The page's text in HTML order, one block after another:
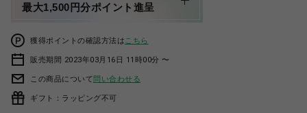
最大1,500円分ポイント進呈
獲得ポイントの確認方法は こちら
販売期間 2023年03月16日 11時00分 〜
この商品について問い合わせる
ギフト：ラッピング不可